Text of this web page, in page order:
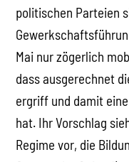
politischen Parteien
Mai nur zögerlich
dass ausgerechnet
ergriff und damit
hat. Ihr Vorschlag
Regime vor, die